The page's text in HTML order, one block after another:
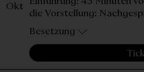
Okt
die Vorstellung:
Besetzung